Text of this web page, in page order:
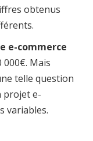
obtenus
e-commerce
000€. Mais
telle question
projet e-
variables.